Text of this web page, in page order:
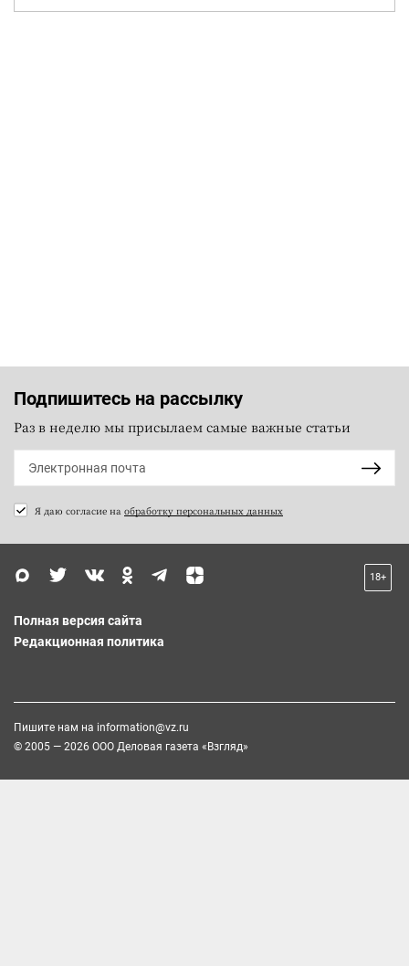
Подпишитесь на рассылку
Раз в неделю мы присылаем самые важные статьи
Я даю согласие на обработку персональных данных
18+
Полная версия сайта
Редакционная политика
Пишите нам на information@vz.ru
© 2005 — 2026 ООО Деловая газета «Взгляд»